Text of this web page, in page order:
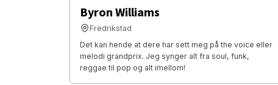
Byron Williams
Fredrikstad
Det kan hende at dere har sett meg på the voice eller
melodi grandprix. Jeg synger alt fra soul, funk,
reggae til pop og alt imellom!